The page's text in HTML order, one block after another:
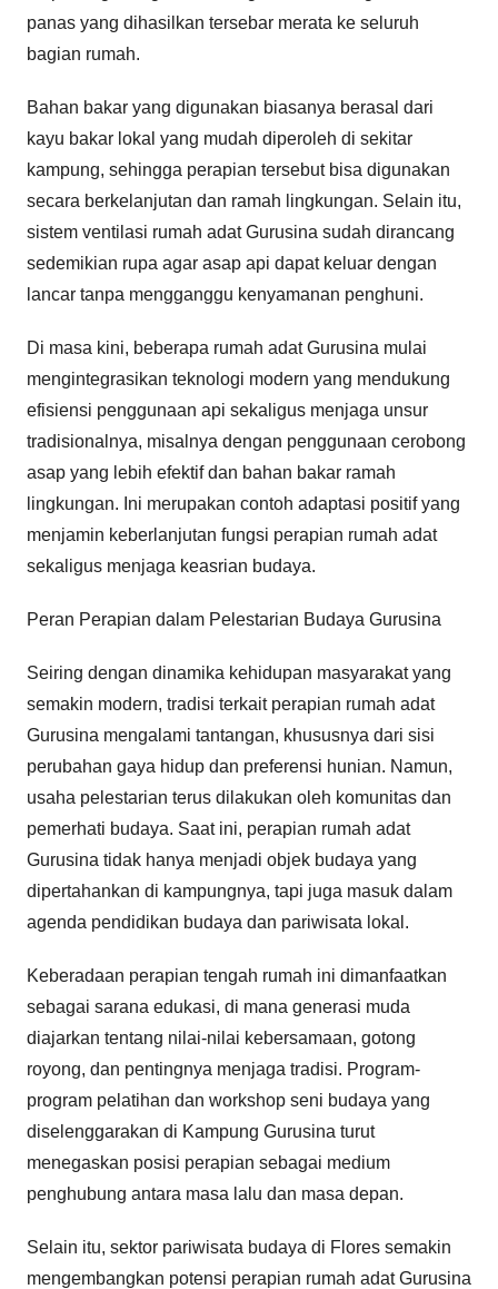
panas yang dihasilkan tersebar merata ke seluruh
bagian rumah.
Bahan bakar yang digunakan biasanya berasal dari
kayu bakar lokal yang mudah diperoleh di sekitar
kampung, sehingga perapian tersebut bisa digunakan
secara berkelanjutan dan ramah lingkungan. Selain itu,
sistem ventilasi rumah adat Gurusina sudah dirancang
sedemikian rupa agar asap api dapat keluar dengan
lancar tanpa mengganggu kenyamanan penghuni.
Di masa kini, beberapa rumah adat Gurusina mulai
mengintegrasikan teknologi modern yang mendukung
efisiensi penggunaan api sekaligus menjaga unsur
tradisionalnya, misalnya dengan penggunaan cerobong
asap yang lebih efektif dan bahan bakar ramah
lingkungan. Ini merupakan contoh adaptasi positif yang
menjamin keberlanjutan fungsi perapian rumah adat
sekaligus menjaga keasrian budaya.
Peran Perapian dalam Pelestarian Budaya Gurusina
Seiring dengan dinamika kehidupan masyarakat yang
semakin modern, tradisi terkait perapian rumah adat
Gurusina mengalami tantangan, khususnya dari sisi
perubahan gaya hidup dan preferensi hunian. Namun,
usaha pelestarian terus dilakukan oleh komunitas dan
pemerhati budaya. Saat ini, perapian rumah adat
Gurusina tidak hanya menjadi objek budaya yang
dipertahankan di kampungnya, tapi juga masuk dalam
agenda pendidikan budaya dan pariwisata lokal.
Keberadaan perapian tengah rumah ini dimanfaatkan
sebagai sarana edukasi, di mana generasi muda
diajarkan tentang nilai-nilai kebersamaan, gotong
royong, dan pentingnya menjaga tradisi. Program-
program pelatihan dan workshop seni budaya yang
diselenggarakan di Kampung Gurusina turut
menegaskan posisi perapian sebagai medium
penghubung antara masa lalu dan masa depan.
Selain itu, sektor pariwisata budaya di Flores semakin
mengembangkan potensi perapian rumah adat Gurusina